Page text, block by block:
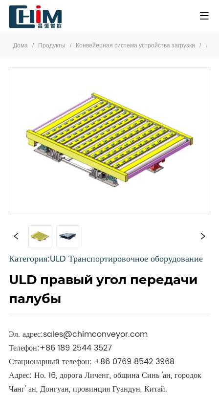
Дома / Продукты / Конвейерная система устройства загрузки / ULD
Категория:ULD Транспортировочное оборудование
ULD правый угол передачи
палубы
Эл. адрес:sales@chimconveyor.com
Телефон:+86 189 2544 3527
Стационарный телефон: +86 0769 8542 3968
Адрес: Но. 16, дорога Личенг, община Синь 'ан, городок
Чанг' ан, Донгуан, провинция Гуандун, Китай.